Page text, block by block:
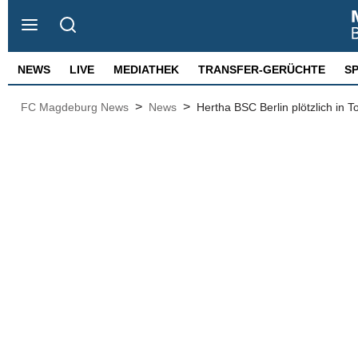
NEWS LIVE MEDIATHEK TRANSFER-GERÜCHTE
FC Magdeburg News > News > Hertha BSC Berlin plötzlich in